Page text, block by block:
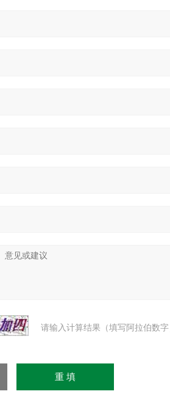
请输入计算结果（填写阿拉伯数